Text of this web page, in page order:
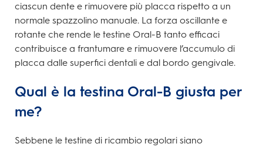
ciascun dente e rimuovere più placca rispetto a un
normale spazzolino manuale. La forza oscillante e
rotante che rende le testine Oral-B tanto efficaci
contribuisce a frantumare e rimuovere l’accumulo di
placca dalle superfici dentali e dal bordo gengivale.
Qual è la testina Oral-B giusta per
me?
Sebbene le testine di ricambio regolari siano